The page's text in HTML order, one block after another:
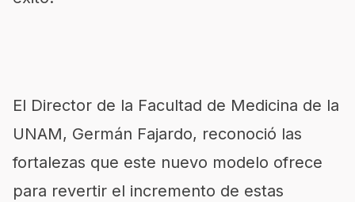
El Director de la Facultad de Medicina de la
UNAM, Germán Fajardo, reconoció las
fortalezas que este nuevo modelo ofrece
para revertir el incremento de estas